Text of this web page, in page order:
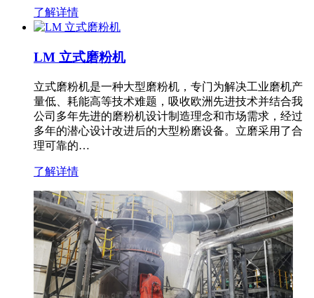
了解详情
LM 立式磨粉机
立式磨粉机是一种大型磨粉机，专门为解决工业磨机产
量低、耗能高等技术难题，吸收欧洲先进技术并结合我
公司多年先进的磨粉机设计制造理念和市场需求，经过
多年的潜心设计改进后的大型粉磨设备。立磨采用了合
理可靠的…
了解详情